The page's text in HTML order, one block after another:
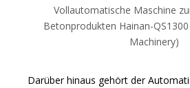
Vollautomatische Maschine
Betonprodukten Hainan-
Machinery)
Darüber hinaus gehört der